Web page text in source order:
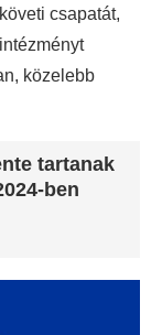
csapatát,
közelebb
tartanak
ben